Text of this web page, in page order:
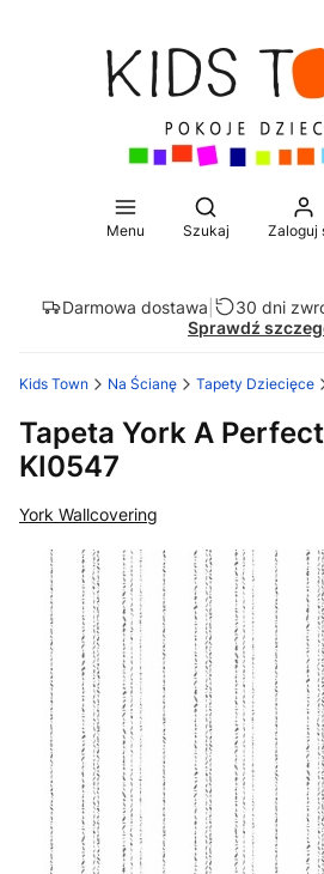
Menu
Otwórz
Szukaj Zaloguj
Darmowa dostawa 30 dni
Sprawdź
Kids Town Na Ścianę Tapety Dziecięce
Tapeta York A
KI0547
York Wallcovering